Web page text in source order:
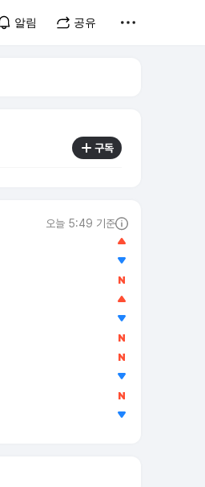
알림 공유
구독
오늘 5:49 기준